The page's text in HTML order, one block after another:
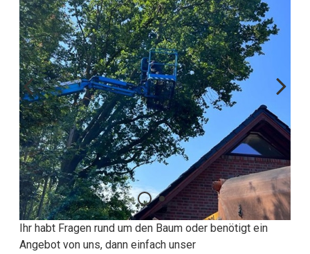
Ihr habt Fragen rund um den Baum oder benötigt ein
Angebot von uns, dann einfach unser